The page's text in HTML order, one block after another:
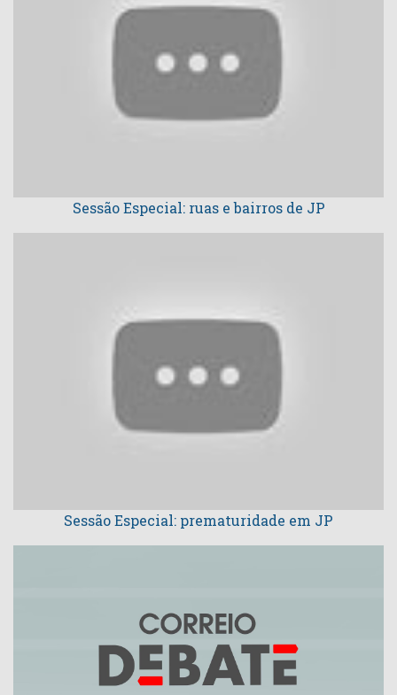
Sessão Especial: ruas e bairros de JP
Sessão Especial: prematuridade em JP